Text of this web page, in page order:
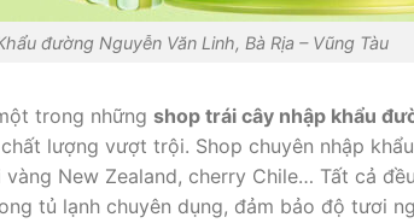
đường Nguyễn Văn Linh, Bà Rịa – Vũng Tàu
trong những shop trái cây nhập khẩu
lượng vượt trội. Shop chuyên nhập
New Zealand, cherry Chile… Tất cả
tủ lạnh chuyên dụng, đảm bảo độ tươi